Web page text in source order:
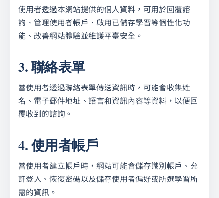
使用者透過本網站提供的個人資料，可用於回覆諮
詢、管理使用者帳戶、啟用已儲存學習等個性化功
能、改善網站體驗並維護平臺安全。
3. 聯絡表單
當使用者透過聯絡表單傳送資訊時，可能會收集姓
名、電子郵件地址、語言和資訊內容等資料，以便回
覆收到的諮詢。
4. 使用者帳戶
當使用者建立帳戶時，網站可能會儲存識別帳戶、允
許登入、恢復密碼以及儲存使用者偏好或所選學習所
需的資訊。